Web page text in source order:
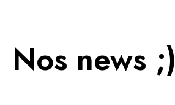
Nos news ;)